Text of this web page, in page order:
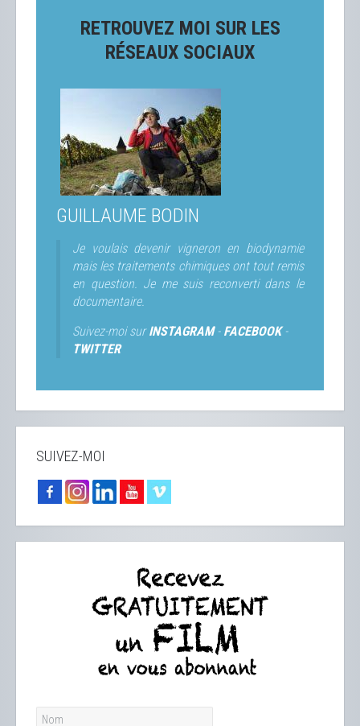
RETROUVEZ MOI SUR LES
RÉSEAUX SOCIAUX
GUILLAUME BODIN
Je voulais devenir vigneron en biodynamie
mais les traitements chimiques ont tout remis
en question. Je me suis reconverti dans le
documentaire.
Suivez-moi surINSTAGRAM- FACEBOOK-
TWITTER
SUIVEZ-MOI